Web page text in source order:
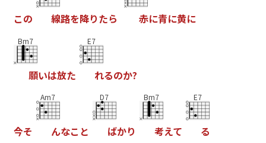
この 線路を降りたら 赤に青に黄に
Bm7
願いは放た
E7
れるのか?
今そ
Am7
んなこ と
D7
ばかり
Bm7
考えて
E7
る